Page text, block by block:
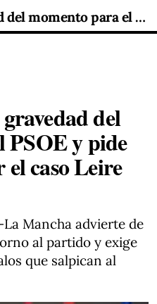
Page alerta de la gravedad del momento para el PSOE y pide explicaciones por el caso Leire Díez
del
PSOE y pide
el caso Leire
Mancha advierte de
al partido y exige
que salpican al